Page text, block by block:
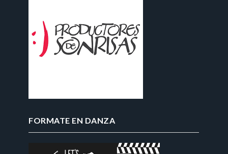
FORMATE EN DANZA